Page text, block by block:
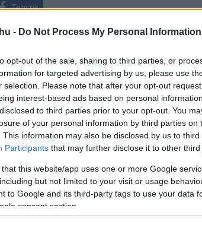
- Do Not Process My Personal Information
opt-out of the sale, sharing to third parties, or
for targeted advertising by us, please use
selection. Please note that after your opt-out
interest-based ads based on personal
to third parties prior to your opt-out. You
of your personal information by third parties on
This information may also be disclosed by us to
Participants that may further disclose it to other third
that this website/app uses one or more Google
but not limited to your visit or usage
to Google and its third-party tags to use your data
consent section.
Tetszik
- Kritika
Jöhet!